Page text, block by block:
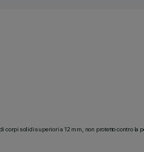
corpi solidi superiori a 12 mm, non protetto contro la